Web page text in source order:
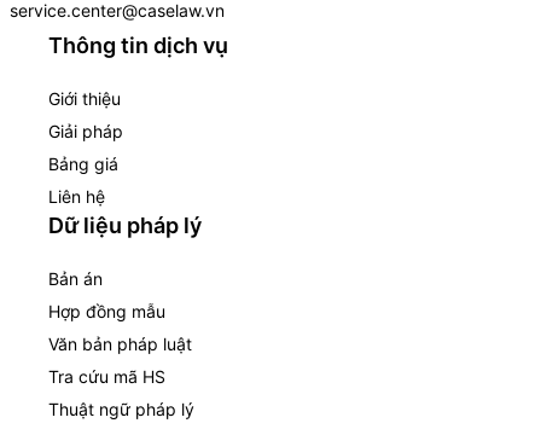
service.center@caselaw.vn
Thông tin dịch vụ
Giới thiệu
Giải pháp
Bảng giá
Liên hệ
Dữ liệu pháp lý
Bản án
Hợp đồng mẫu
Văn bản pháp luật
Tra cứu mã HS
Thuật ngữ pháp lý